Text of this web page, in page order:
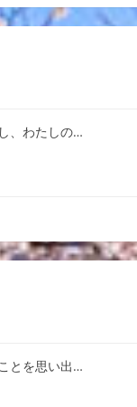
、わたしの…
とを思い出…